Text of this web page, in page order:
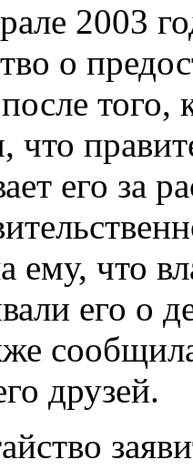
2003
о
того,
что
его за
ему, что
его о
друзей.